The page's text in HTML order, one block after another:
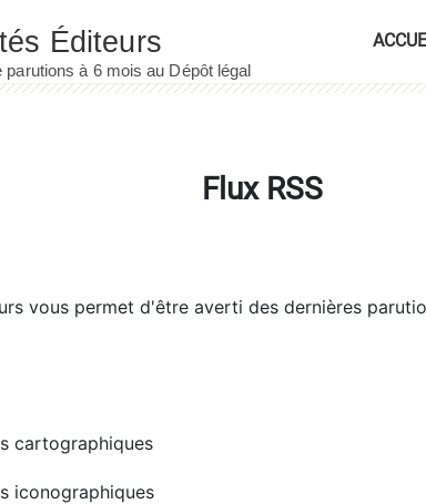
Flux RSS
vous permet d'être averti des dernières
cartographiques
iconographiques